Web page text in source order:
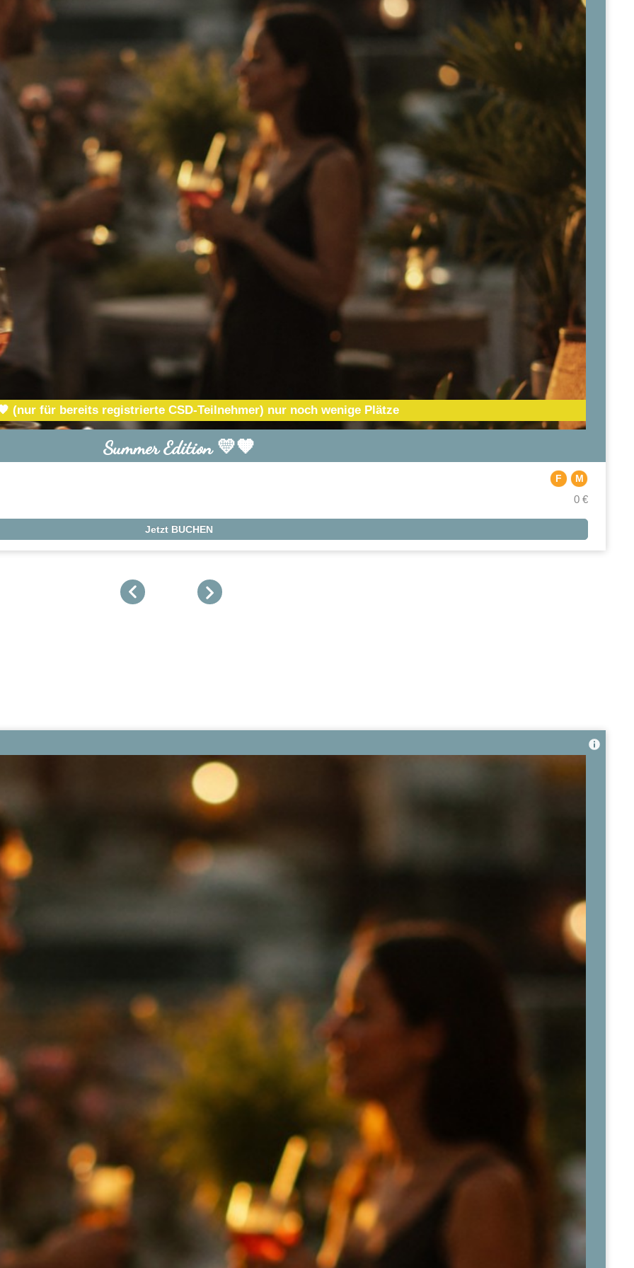
(nur für bereits registrierte CSD-Teilnehmer) nur noch wenige Plätze
Summer Edition 💛🧡
F
M
0 €
Jetzt BUCHEN